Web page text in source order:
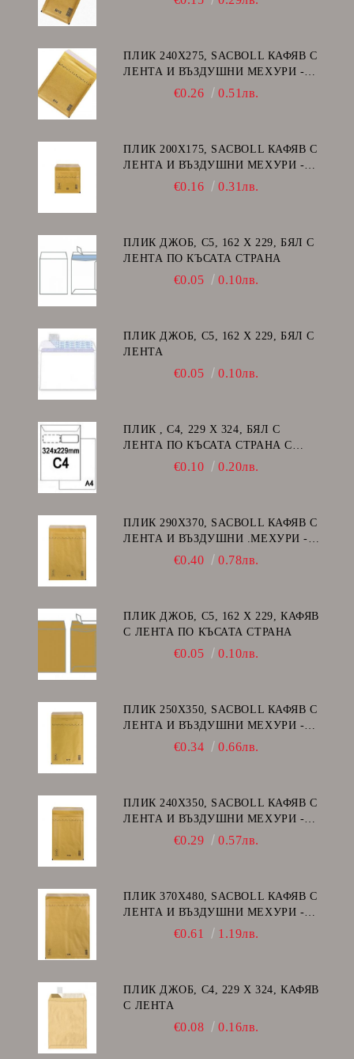
ПЛИК 240Х275, SACBOLL КАФЯВ С
ЛЕНТА И ВЪЗДУШНИ МЕХУРИ -
€0.26 0.51лв.
ПЛИК 200Х175, SACBOLL КАФЯВ С
ЛЕНТА И ВЪЗДУШНИ МЕХУРИ -
€0.16 0.31лв.
ПЛИК ДЖОБ, C5, 162 Х 229, БЯЛ С
ЛЕНТА ПО КЪСАТА СТРАНА
€0.05 0.10лв.
ПЛИК ДЖОБ, C5, 162 Х 229, БЯЛ С
ЛЕНТА
€0.05 0.10лв.
ПЛИК , C4, 229 Х 324, БЯЛ С
ЛЕНТА ПО КЪСАТА СТРАНА С
ДЕСЕН ПРОЗОРЕЦ
€0.10 0.20лв.
ПЛИК 290Х370, SACBOLL КАФЯВ С
ЛЕНТА И ВЪЗДУШНИ .МЕХУРИ -
€0.40 0.78лв.
ПЛИК ДЖОБ, C5, 162 Х 229, КАФЯВ
С ЛЕНТА ПО КЪСАТА СТРАНА
€0.05 0.10лв.
ПЛИК 250Х350, SACBOLL КАФЯВ С
ЛЕНТА И ВЪЗДУШНИ МЕХУРИ -
€0.34 0.66лв.
ПЛИК 240Х350, SACBOLL КАФЯВ С
ЛЕНТА И ВЪЗДУШНИ МЕХУРИ -
€0.29 0.57лв.
ПЛИК 370Х480, SACBOLL КАФЯВ С
ЛЕНТА И ВЪЗДУШНИ МЕХУРИ -
€0.61 1.19лв.
ПЛИК ДЖОБ, C4, 229 Х 324, КАФЯВ
С ЛЕНТА
€0.08 0.16лв.